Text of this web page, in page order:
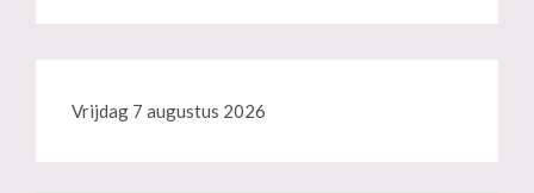
Vrijdag 7 augustus 2026